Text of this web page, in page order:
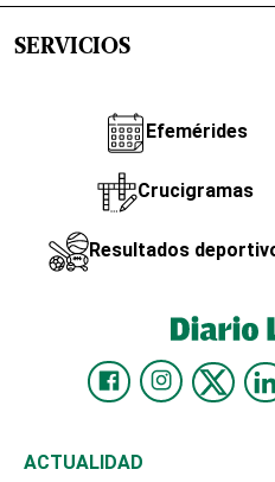
SERVICIOS
Efemérides
Crucigramas
Resultados
ACTUALIDAD